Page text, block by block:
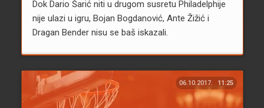
Dok Dario Šarić niti u drugom susretu Philadelphije
nije ulazi u igru, Bojan Bogdanović, Ante Žižić i
Dragan Bender nisu se baš iskazali.
06.10.2017. 11:25